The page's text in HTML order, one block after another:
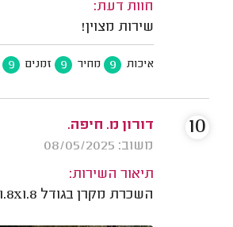
חוות דעת:
שירות מצוין!
איכות 9 מחיר 9 זמנים 9
דורון מ. חיפה.
משוב: 08/05/2025
תיאור השירות:
השכרת מקרן בגודל 1.8x1.8 מטרים.
10